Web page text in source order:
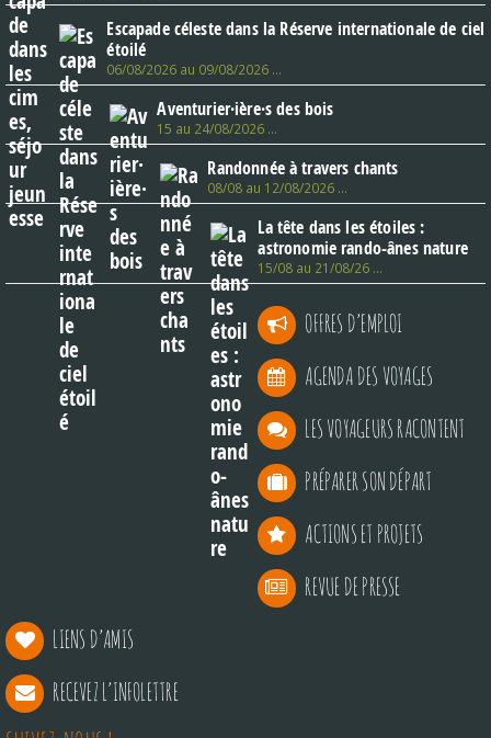
Escapade céleste dans la Réserve internationale de ciel
étoilé
06/08/2026 au 09/08/2026 …
Aventurier·ière·s des bois
15 au 24/08/2026 …
Randonnée à travers chants
08/08 au 12/08/2026 …
La tête dans les étoiles :
astronomie rando-ânes nature
15/08 au 21/08/26 …
OFFRES D’EMPLOI
AGENDA DES VOYAGES
LES VOYAGEURS RACONTENT
PRÉPARER SON DÉPART
ACTIONS ET PROJETS
REVUE DE PRESSE
LIENS D’AMIS
RECEVEZ L’INFOLETTRE